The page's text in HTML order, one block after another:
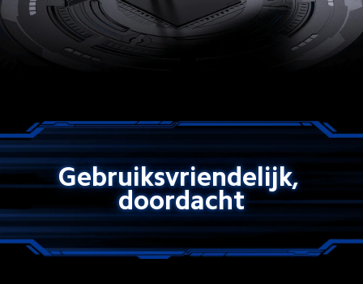
Gebruiksvriendelijk,
doordacht